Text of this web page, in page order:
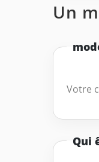
Un
Votre
Qui